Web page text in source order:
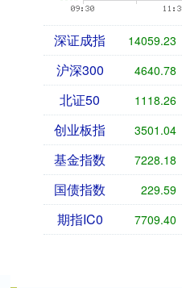
深证成指 14059.01
沪深300 4640.79
北证50 1118.35
创业板指 3501.06
基金指数 7228.12
国债指数 229.59
期指IC0 7710.60